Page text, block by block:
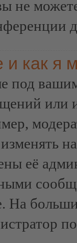
не
и как я
под
её
На